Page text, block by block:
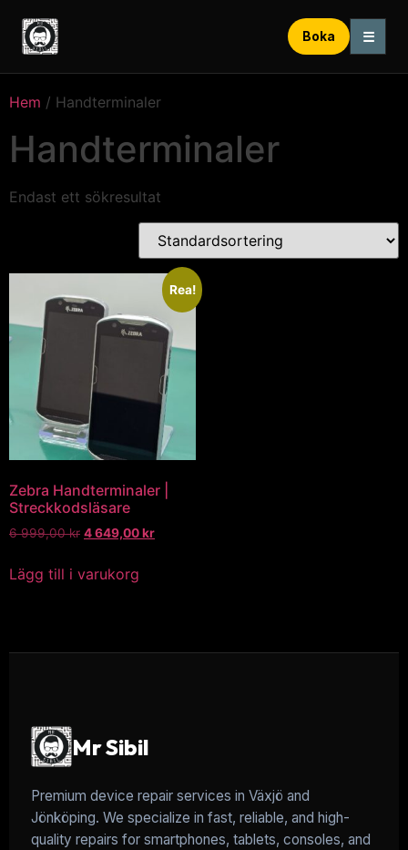
Boka ☰
Hem / Handterminaler
Handterminaler
Endast ett sökresultat
Rea!
Zebra Handterminaler |
Streckkodsläsare
6 999,00kr 4 649,00kr
Lägg till i varukorg
Mr Sibil
Premium device repair services in Växjö and
Jönköping. We specialize in fast, reliable, and high-
quality repairs for smartphones, tablets, consoles, and